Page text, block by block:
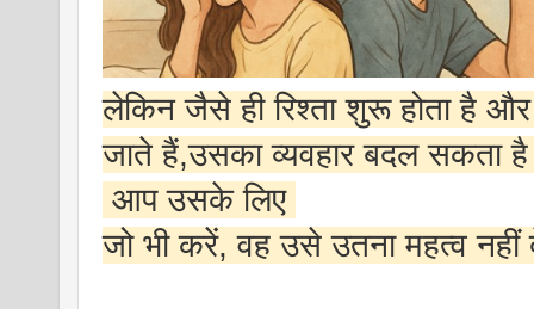
लेकिन जैसे ही रिश्ता शुरू होता है
जाते हैं,उसका व्यवहार बदल सकता
आप उसके लिए
जो भी करें, वह उसे उतना महत्व